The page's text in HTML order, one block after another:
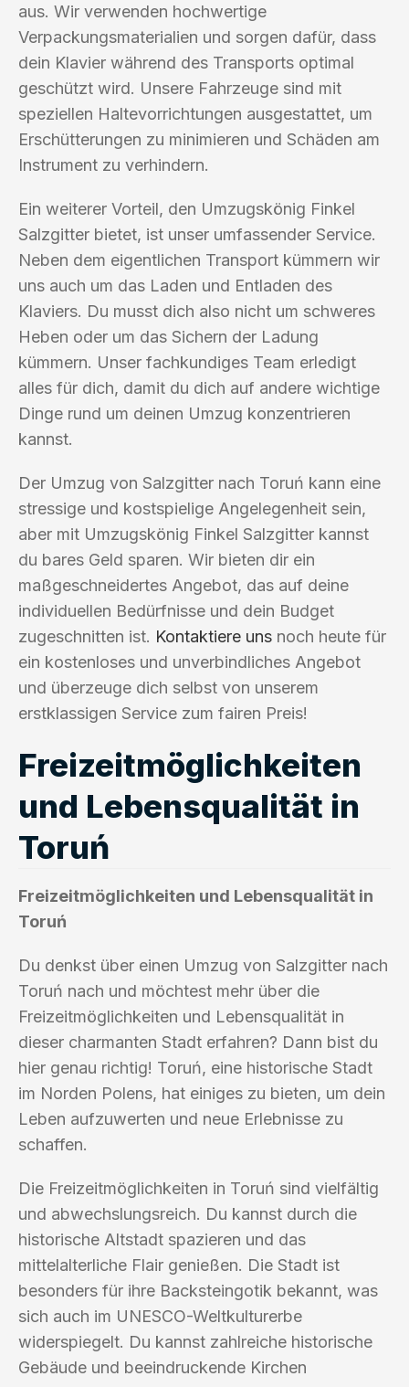
aus. Wir verwenden hochwertige
Verpackungsmaterialien und sorgen dafür, dass
dein Klavier während des Transports optimal
geschützt wird. Unsere Fahrzeuge sind mit
speziellen Haltevorrichtungen ausgestattet, um
Erschütterungen zu minimieren und Schäden am
Instrument zu verhindern.
Ein weiterer Vorteil, den Umzugskönig Finkel
Salzgitter bietet, ist unser umfassender Service.
Neben dem eigentlichen Transport kümmern wir
uns auch um das Laden und Entladen des
Klaviers. Du musst dich also nicht um schweres
Heben oder um das Sichern der Ladung
kümmern. Unser fachkundiges Team erledigt
alles für dich, damit du dich auf andere wichtige
Dinge rund um deinen Umzug konzentrieren
kannst.
Der Umzug von Salzgitter nach Toruń kann eine
stressige und kostspielige Angelegenheit sein,
aber mit Umzugskönig Finkel Salzgitter kannst
du bares Geld sparen. Wir bieten dir ein
maßgeschneidertes Angebot, das auf deine
individuellen Bedürfnisse und dein Budget
zugeschnitten ist. Kontaktiere uns noch heute für
ein kostenloses und unverbindliches Angebot
und überzeuge dich selbst von unserem
erstklassigen Service zum fairen Preis!
Freizeitmöglichkeiten
und Lebensqualität in
Toruń
Freizeitmöglichkeiten und Lebensqualität in
Toruń
Du denkst über einen Umzug von Salzgitter nach
Toruń nach und möchtest mehr über die
Freizeitmöglichkeiten und Lebensqualität in
dieser charmanten Stadt erfahren? Dann bist du
hier genau richtig! Toruń, eine historische Stadt
im Norden Polens, hat einiges zu bieten, um dein
Leben aufzuwerten und neue Erlebnisse zu
schaffen.
Die Freizeitmöglichkeiten in Toruń sind vielfältig
und abwechslungsreich. Du kannst durch die
historische Altstadt spazieren und das
mittelalterliche Flair genießen. Die Stadt ist
besonders für ihre Backsteingotik bekannt, was
sich auch im UNESCO-Weltkulturerbe
widerspiegelt. Du kannst zahlreiche historische
Gebäude und beeindruckende Kirchen